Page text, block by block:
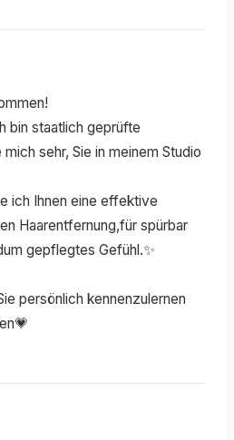
bin staatlich geprüfte
sehr, Sie in meinem Studio
ich Ihnen eine effektive
Haarentfernung,für spürbar
gepflegtes Gefühl.✨
persönlich kennenzulernen